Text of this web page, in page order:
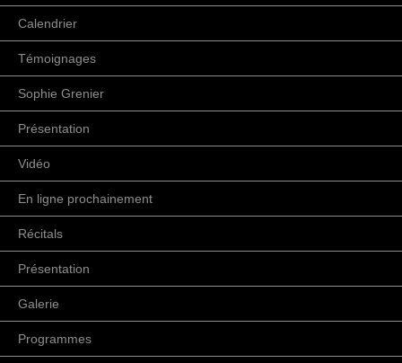
Calendrier
Témoignages
Sophie Grenier
Présentation
Vidéo
En ligne prochainement
Récitals
Présentation
Galerie
Programmes